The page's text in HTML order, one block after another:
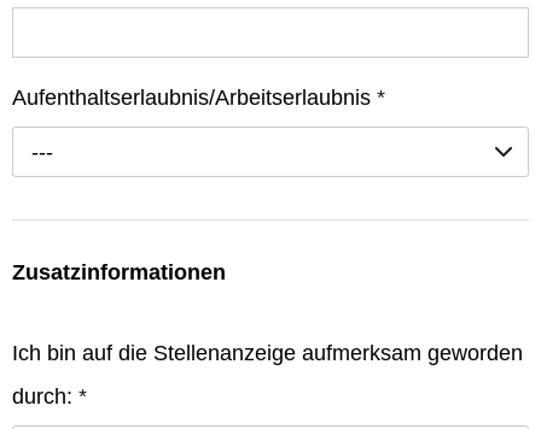
Aufenthaltserlaubnis/Arbeitserlaubnis *
---
Zusatzinformationen
Ich bin auf die Stellenanzeige aufmerksam geworden
durch: *